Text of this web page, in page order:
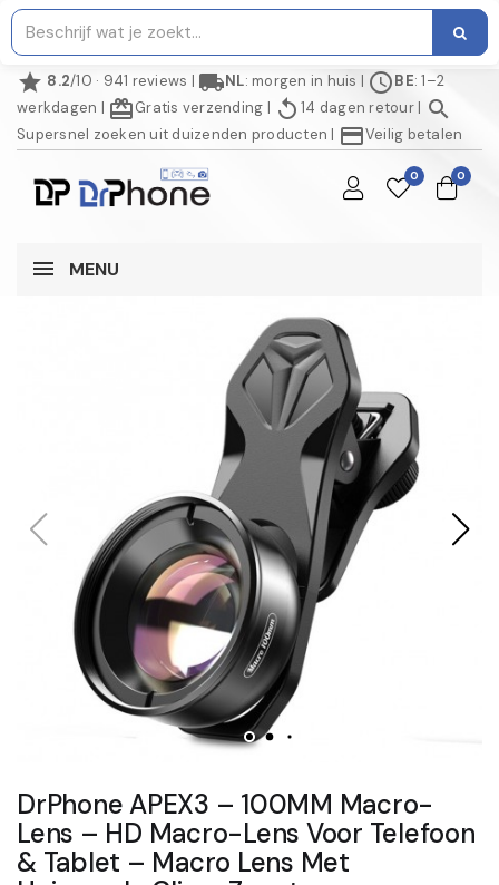
star 8.2/10 · 941 reviews | local_shippingNL: morgen in huis | scheduleBE: 1–2
werkdagen | redeemGratis verzending | replay 14 dagen retour| search
Supersnel zoeken uit duizenden producten | credit_cardVeilig betalen
0 0
MENU
DrPhone APEX3 – 100MM Macro-
Lens – HD Macro-Lens Voor Telefoon
& Tablet – Macro Lens Met